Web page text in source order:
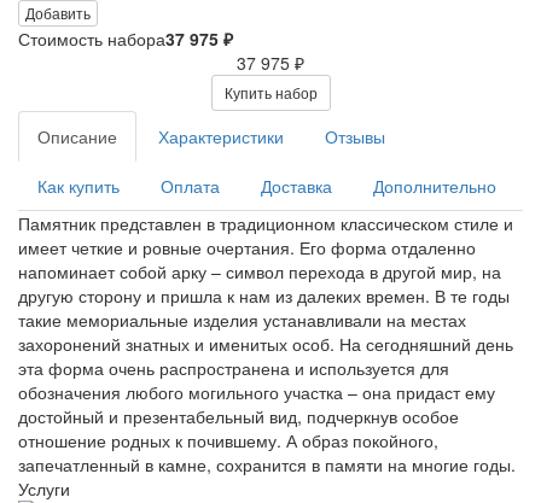
Добавить
Стоимость набора37 975 ₽
37 975 ₽
Купить набор
Описание Характеристики Отзывы
Как купить Оплата Доставка
Дополнительно
Памятник представлен в традиционном классическом стиле и
имеет четкие и ровные очертания. Его форма отдаленно
напоминает собой арку – символ перехода в другой мир, на
другую сторону и пришла к нам из далеких времен. В те годы
такие мемориальные изделия устанавливали на местах
захоронений знатных и именитых особ. На сегодняшний день
эта форма очень распространена и используется для
обозначения любого могильного участка – она придаст ему
достойный и презентабельный вид, подчеркнув особое
отношение родных к почившему. А образ покойного,
запечатленный в камне, сохранится в памяти на многие годы.
Услуги